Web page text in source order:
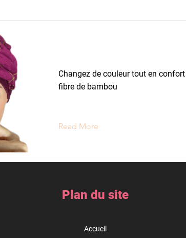
Changez de couleur tout en
fibre de bambou
Read More
Plan du site
Accueil